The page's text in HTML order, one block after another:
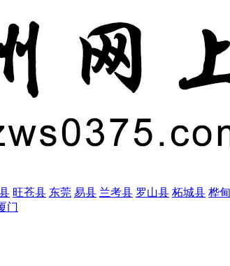
旺苍县 东莞 易县 兰考县 罗山县 柘城县 桦
门